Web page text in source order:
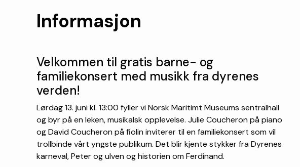
Informasjon
Velkommen til gratis barne- og
familiekonsert med musikk fra dyrenes
verden!
Lørdag 13. juni kl. 13:00 fyller vi Norsk Maritimt Museums sentralhall
og byr på en leken, musikalsk opplevelse. Julie Coucheron på piano
og David Coucheron på fiolin inviterer til en familiekonsert som vil
trollbinde vårt yngste publikum. Det blir kjente stykker fra Dyrenes
karneval, Peter og ulven og historien om Ferdinand.